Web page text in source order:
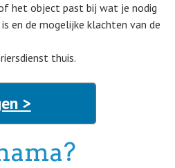
het object past bij wat je nodig
en de mogelijke klachten van de
thuis.
>